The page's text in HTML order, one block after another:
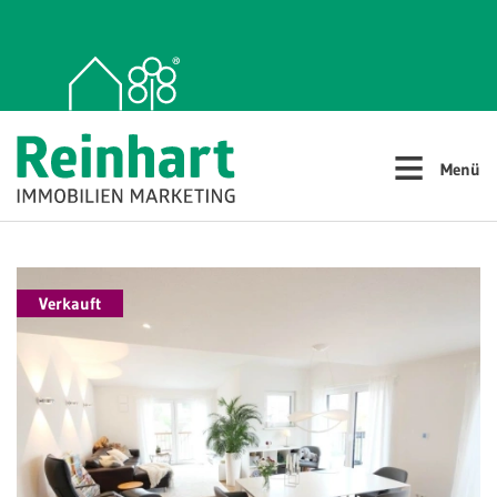
≡ Menü
Verkauft